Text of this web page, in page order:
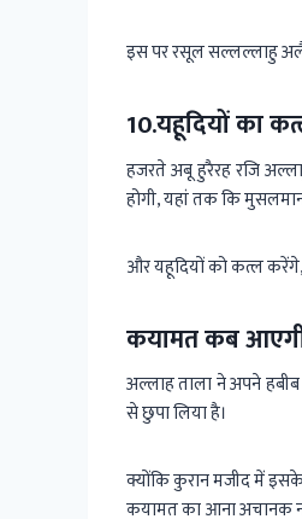
इस पर रसूल सल्लल्लाहु
10.यहूदियों का
हजरते अबू हुरैरह रजि
होगी, यहां तक कि
और यहूदियों को कत्ल
कयामत कब
अल्लाह ताला ने अपने
से छुपा लिया है।
क्योंकि कुरान मजीद में
कयामत का आना अचानक